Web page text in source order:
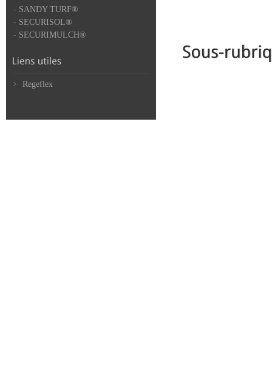
- SANDY TURF®
- SECURISOL®
- SECURIMULCH®
Regeflex